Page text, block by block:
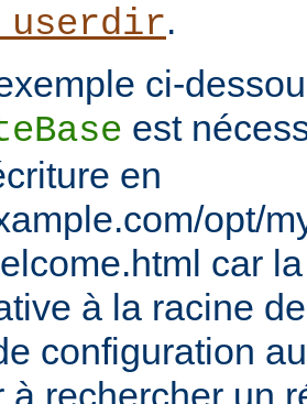
.
ci-
est
en
opt/
car
à la racine
configuration
à rechercher un